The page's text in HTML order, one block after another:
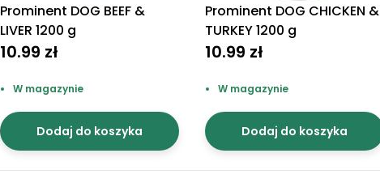
Prominent DOG BEEF &
LIVER 1200 g
10.99 zł
W magazynie
Dodaj do koszyka
Prominent DOG CHICKEN &
TURKEY 1200 g
10.99 zł
W magazynie
Dodaj do koszyka